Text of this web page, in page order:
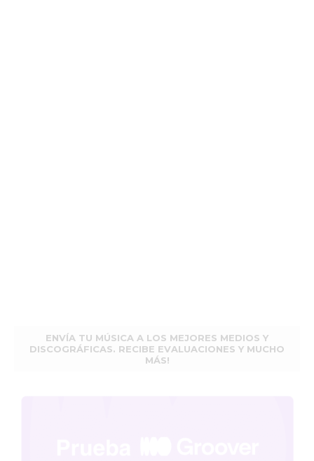
ENVÍA TU MÚSICA A LOS MEJORES MEDIOS Y
DISCOGRÁFICAS. RECIBE EVALUACIONES Y MUCHO
MÁS!